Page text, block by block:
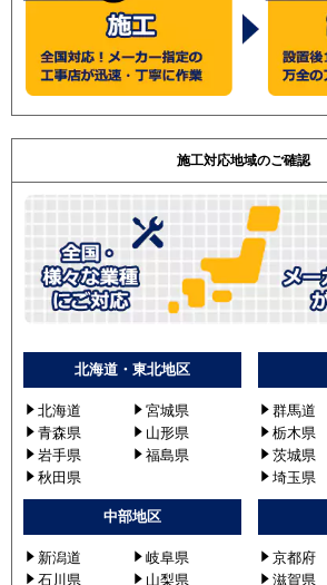
施工対応地域のご確認
北海道・東北地区
北海道
宮城県
青森県
山形県
岩手県
福島県
秋田県
群馬道
栃木県
茨城県
埼玉県
中部地区
新潟道
岐阜県
石川県
山梨県
京都府
滋賀県